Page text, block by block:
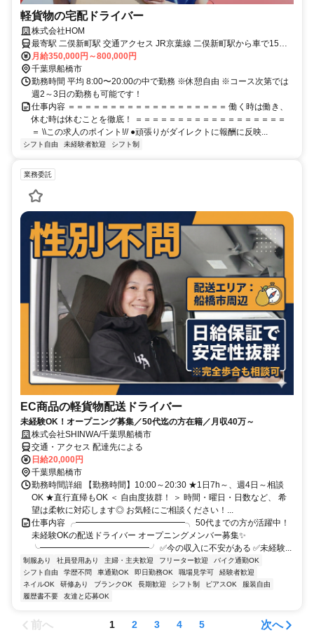
軽貨物の宅配ドライバー
株式会社HOM
最寄駅 二俣新町駅 交通アクセス JR京葉線 二俣新町駅から車で15分
※佐川急便千葉営業所での勤務となります。
月給350,000円～800,000円
千葉県船橋市
勤務時間 平均 8:00〜20:00の中で勤務 ※休憩自由 ※コース次第では
週2～3日の勤務も可能です！
仕事内容 ＝＝＝＝＝＝＝＝＝＝＝＝＝＝＝＝＝＝＝ 働く時は働き、
休む時は休むことを徹底！ ＝＝＝＝＝＝＝＝＝＝＝＝＝＝＝＝＝＝
＝ \\この求人のポイント!// ●頑張りがダイレクトに報酬に反映...
シフト自由 未経験者歓迎 シフト制
業務委託
EC商品の軽貨物配送ドライバー
未経験OK！オープニング募集／50代迄の方在籍／月収40万～
株式会社SHINWA/千葉県船橋市
交通・アクセス 配達先による
日給20,000円
千葉県船橋市
勤務時間詳細 【勤務時間】10:00～20:30 ★1日7h～、週4日～相談
OK ★直行直帰もOK ＜ 自由度抜群！ ＞ 時間・曜日・日数など、 希
望は柔軟に対応します◎ お気軽にご相談ください！...
仕事内容 ╭━━━━━━━━━━━━━╮ 50代までの方が活躍中！
未経験OKの配送ドライバー オープニングメンバー募集✨
╰━━━━━━━━━━━━━╯ ✅今の収入に不安がある ✅未経験...
制服あり 社員登用あり 主婦・主夫歓迎 フリーター歓迎
バイク通勤OK
シフト自由
学歴不問 車通勤OK 即日勤務OK 職場見学可
経験者歓迎
ネイルOK
研修あり ブランクOK 長期歓迎 シフト制 ピアスOK
服装自由
履歴書不要
友達と応募OK
前へ 1 2 3 4 5 次へ